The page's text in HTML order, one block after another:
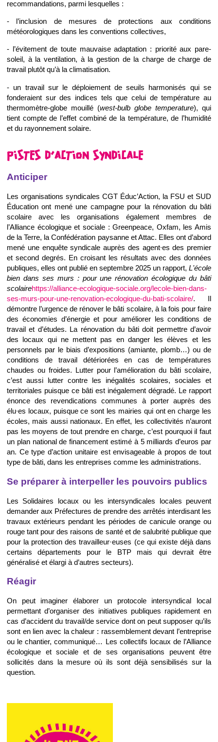
recommandations, parmi lesquelles :
- l’inclusion de mesures de protections aux conditions
météorologiques dans les conventions collectives,
- l’évitement de toute mauvaise adaptation : priorité aux pare-
soleil, à la ventilation, à la gestion de la charge de charge de
travail plutôt qu’à la climatisation.
- un travail sur le déploiement de seuils harmonisés qui se
fonderaient sur des indices tels que celui de température au
thermomètre-globe mouillé (west-bulb globe temperature), qui
tient compte de l’effet combiné de la température, de l’humidité
et du rayonnement solaire.
PISTES D’ACTION SYNDICALE
Anticiper
Les organisations syndicales CGT Éduc’Action, la FSU et SUD
Éducation ont mené une campagne pour la rénovation du bâti
scolaire avec les organisations également membres de
l’Alliance écologique et sociale : Greenpeace, Oxfam, les Amis
de la Terre, la Confédération paysanne et Attac. Elles ont d’abord
mené une enquête syndicale auprès des agent∙es des premier
et second degrés. En croisant les résultats avec des données
publiques, elles ont publié en septembre 2025 un rapport, L'école
bien dans ses murs : pour une rénovation écologique du bâti
scolairehttps://alliance-ecologique-sociale.org/lecole-bien-dans-
ses-murs-pour-une-renovation-ecologique-du-bati-scolaire/. Il
démontre l’urgence de rénover le bâti scolaire, à la fois pour faire
des économies d’énergie et pour améliorer les conditions de
travail et d’études. La rénovation du bâti doit permettre d’avoir
des locaux qui ne mettent pas en danger les élèves et les
personnels par le biais d’expositions (amiante, plomb…) ou de
conditions de travail détériorées en cas de températures
chaudes ou froides. Lutter pour l’amélioration du bâti scolaire,
c’est aussi lutter contre les inégalités scolaires, sociales et
territoriales puisque ce bâti est inégalement dégradé. Le rapport
énonce des revendications communes à porter auprès des
élu∙es locaux, puisque ce sont les mairies qui ont en charge les
écoles, mais aussi nationaux. En effet, les collectivités n’auront
pas les moyens de tout prendre en charge, c’est pourquoi il faut
un plan national de financement estimé à 5 milliards d’euros par
an. Ce type d’action unitaire est envisageable à propos de tout
type de bâti, dans les entreprises comme les administrations.
Se préparer à interpeller les pouvoirs publics
Les Solidaires locaux ou les intersyndicales locales peuvent
demander aux Préfectures de prendre des arrêtés interdisant les
travaux extérieurs pendant les périodes de canicule orange ou
rouge tant pour des raisons de santé et de salubrité publique que
pour la protection des travailleur·euses (ce qui existe déjà dans
certains départements pour le BTP mais qui devrait être
généralisé et élargi à d’autres secteurs).
Réagir
On peut imaginer élaborer un protocole intersyndical local
permettant d’organiser des initiatives publiques rapidement en
cas d’accident du travail/de service dont on peut supposer qu’ils
sont en lien avec la chaleur : rassemblement devant l’entreprise
ou le chantier, communiqué… Les collectifs locaux de l’Alliance
écologique et sociale et de ses organisations peuvent être
sollicités dans la mesure où ils sont déjà sensibilisés sur la
question.